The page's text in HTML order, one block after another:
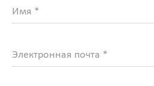
Имя *
Электронная почта *